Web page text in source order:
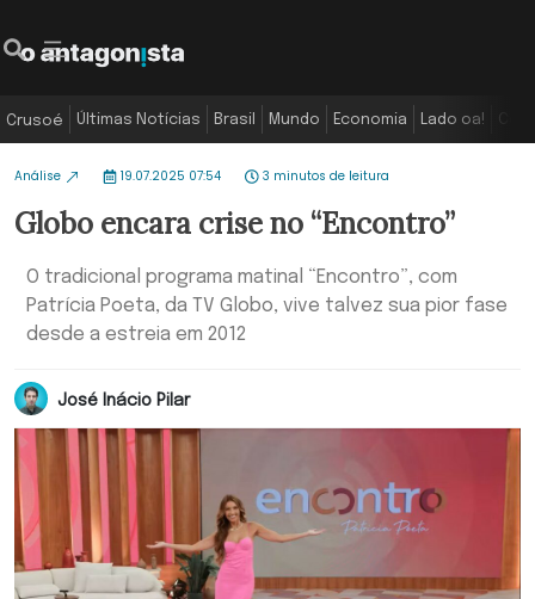
Crusoé Últimas Notícias Brasil Mundo Economia Lado oa!
Análise 19.07.2025 07:54 3 minutos de leitura
Globo encara crise no “Encontro”
O tradicional programa matinal “Encontro”, com
Patrícia Poeta, da TV Globo, vive talvez sua pior fase
desde a estreia em 2012
José Inácio Pilar